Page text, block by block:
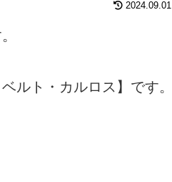
2024.09.01
ルト・カルロス】です。